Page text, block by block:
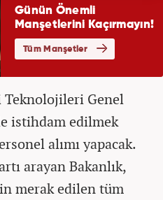
Teknolojileri Genel
istihdam edilmek
alımı yapacak.
arayan Bakanlık,
merak edilen tüm